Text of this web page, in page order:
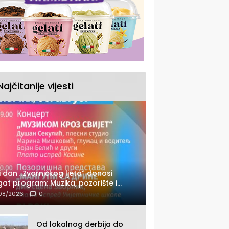
vijesti
dan „Zvorničkog ljeta“ donosi
program: Muzika, pozorište i
Stoje
2026 0
Od lokalnog derbija do